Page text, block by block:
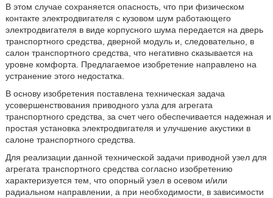
В этом случае сохраняется опасность, что при физическом
контакте электродвигателя с кузовом шум работающего
электродвигателя в виде корпусного шума передается на дверь
транспортного средства, дверной модуль и, следовательно, в
салон транспортного средства, что негативно сказывается на
уровне комфорта. Предлагаемое изобретение направлено на
устранение этого недостатка.
В основу изобретения поставлена техническая задача
усовершенствования приводного узла для агрегата
транспортного средства, за счет чего обеспечивается надежная и
простая установка электродвигателя и улучшение акустики в
салоне транспортного средства.
Для реализации данной технической задачи приводной узел для
агрегата транспортного средства согласно изобретению
характеризуется тем, что опорный узел в осевом и/или
радиальном направлении, а при необходимости, в зависимости